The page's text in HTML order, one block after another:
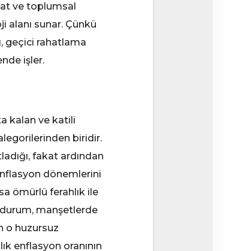
ve toplumsal
alanı sunar. Çünkü
geçici rahatlama
işler.
kalan ve katili
biridir.
fakat ardından
dönemlerini
ömürlü ferahlık ile
manşetlerde
o huzursuz
enflasyon oranının